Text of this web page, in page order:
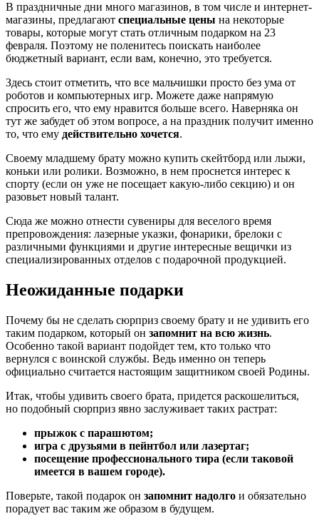
В праздничные дни много магазинов, в том числе и интернет-
магазины, предлагают специальные цены на некоторые
товары, которые могут стать отличным подарком на 23
февраля. Поэтому не поленитесь поискать наиболее
бюджетный вариант, если вам, конечно, это требуется.
Здесь стоит отметить, что все мальчишки просто без ума от
роботов и компьютерных игр. Можете даже напрямую
спросить его, что ему нравится больше всего. Наверняка он
тут же забудет об этом вопросе, а на праздник получит именно
то, что ему действительно хочется.
Своему младшему брату можно купить скейтборд или лыжи,
коньки или ролики. Возможно, в нем проснется интерес к
спорту (если он уже не посещает какую-либо секцию) и он
разовьет новый талант.
Сюда же можно отнести сувениры для веселого время
препровождения: лазерные указки, фонарики, брелоки с
различными функциями и другие интересные вещички из
специализированных отделов с подарочной продукцией.
Неожиданные подарки
Почему бы не сделать сюрприз своему брату и не удивить его
таким подарком, который он запомнит на всю жизнь.
Особенно такой вариант подойдет тем, кто только что
вернулся с воинской службы. Ведь именно он теперь
официально считается настоящим защитником своей Родины.
Итак, чтобы удивить своего брата, придется раскошелиться,
но подобный сюрприз явно заслуживает таких растрат:
прыжок с парашютом;
игра с друзьями в пейнтбол или лазертаг;
посещение профессионального тира (если таковой
имеется в вашем городе).
Поверьте, такой подарок он запомнит надолго и обязательно
порадует вас таким же образом в будущем.